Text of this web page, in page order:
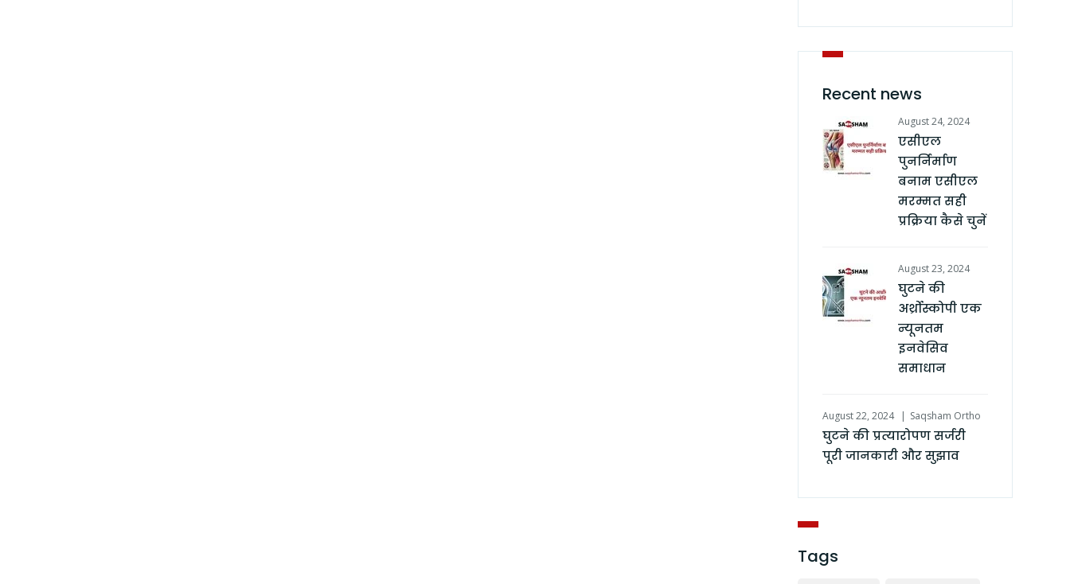
Recent news
August 24, 2024
एसीएल
पुनर्निर्माण
बनाम एसीएल
मरम्मत सही
प्रक्रिया कैसे चुनें
August 23, 2024
घुटने की
अर्थ्रोस्कोपी एक
न्यूनतम
इनवेसिव
समाधान
August 22, 2024 Saqsham Ortho
घुटने की प्रत्यारोपण सर्जरी
पूरी जानकारी और सुझाव
Tags